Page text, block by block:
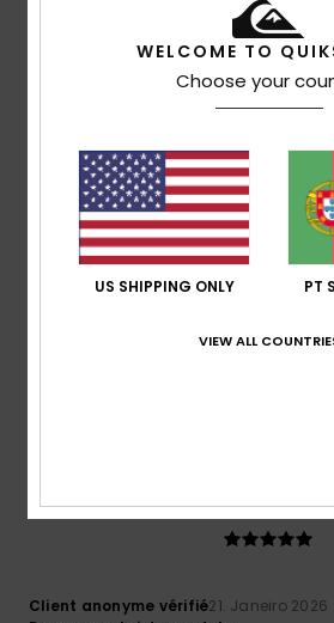
Mostrar original - Francês
Relação qualidade/
Material: 5 Cor: 5
5
Mostrar original - Castelhano
5/5
Client anonyme vérifié21. Janeiro 2026
WELCOME TO
Choose your
US SHIPPING ONLY PT
VIEW ALL